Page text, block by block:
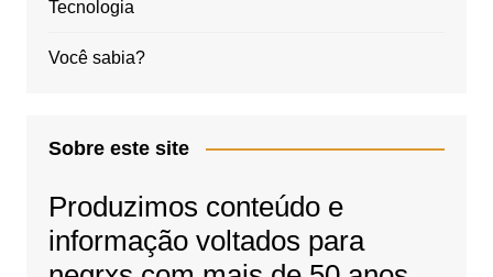
Tecnologia
Você sabia?
Sobre este site
Produzimos conteúdo e
informação voltados para